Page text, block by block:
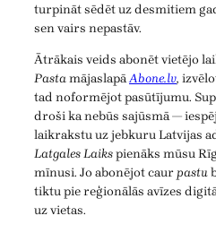
turpināt sēdēt uz desmitiem
sen vairs nepastāv.
Ātrākais veids abonēt vietējo
PastamājaslapāAbone.lv,
tad noformējot pasūtījumu.
droši ka nebūs sajūsmā —
laikrakstu uz jebkuru Latvijas
Latgales Laikspienāks mūsu
mīnusi. Jo abonējot caurpastu
tiktu pie reģionālās avīzes
uz vietas.